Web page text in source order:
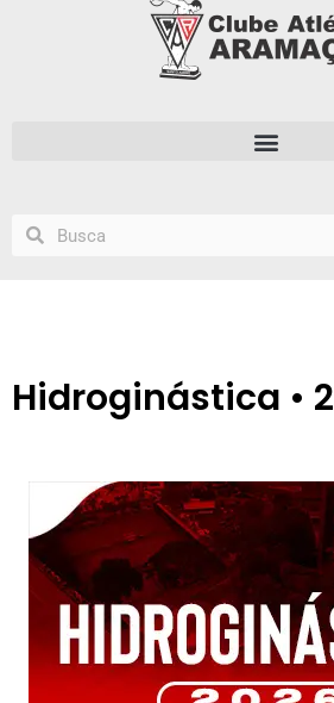
Hidroginástica •